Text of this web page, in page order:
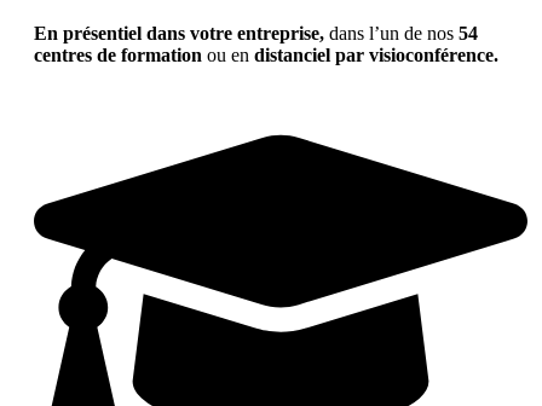
En présentiel dans votre entreprise, dans l’un de nos 54
centres de formation ou en distanciel par visioconférence.